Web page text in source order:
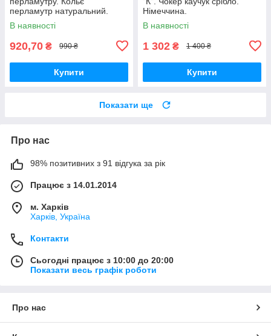
перламутр натуральний.
Індія!
В наявності
920,70 ₴ 990 ₴
Купити
Німеччина.
В наявності
1 302 ₴ 1 400 ₴
Купити
Показати ще
Про нас
98% позитивних з 91 відгука за рік
Працює з 14.01.2014
м. Харків
Харків, Україна
Контакти
Сьогодні працює з 10:00 до 20:00
Показати весь графік роботи
Про нас